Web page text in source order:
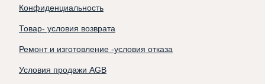
Конфиденциальность
Товар- условия возврата
Ремонт и изготовление -условия отказа
Условия продажи AGB